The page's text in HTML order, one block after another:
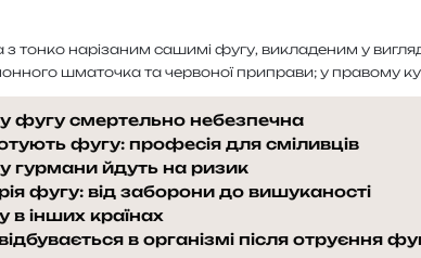
фугу смертельно небезпечна
фугу: професія для сміливців
гурмани йдуть на ризик
фугу: від заборони до вишуканості
в інших країнах
в організмі після отруєння